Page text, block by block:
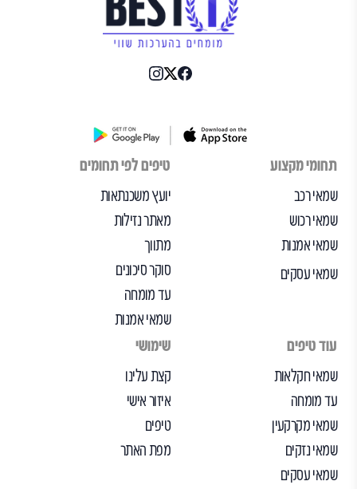
תחומי מקצוע
שמאי רכב
שמאי רכוש
שמאי אמנות
שמאי עסקים
טיפים לפי תחומים
יועץ משכנתאות
מאתר נזילות
מתווך
סוקר סיכונים
עד מומחה
שמאי אמנות
עוד טיפים
שמאי חקלאות
עד מומחה
שמאי מקרקעין
שמאי נזקים
שמאי עסקים
שימושי
קצת עלינו
איזור אישי
טיפים
מפת האתר